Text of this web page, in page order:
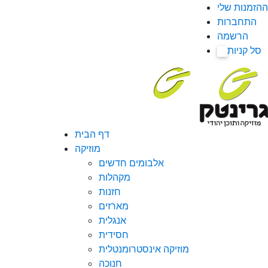
ההזמנות שלי
התחברות
הרשמה
סל קניות
דף הבית
מוזיקה
אלבומים חדשים
מקהלות
חזנות
מארזים
אנגלית
חסידית
מוזיקה אינסטרומנטלית
חנוכה